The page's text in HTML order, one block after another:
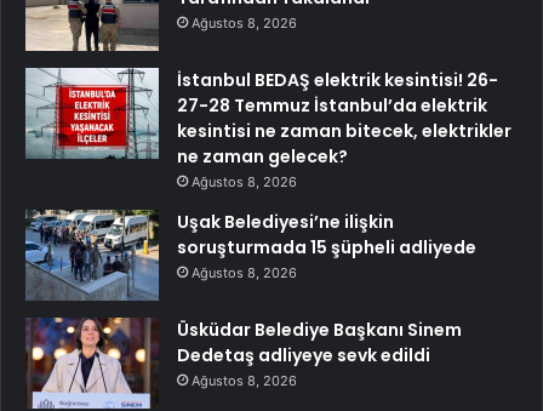
Ağustos 8, 2026
İstanbul BEDAŞ elektrik kesintisi! 26-
27-28 Temmuz İstanbul’da elektrik
kesintisi ne zaman bitecek, elektrikler
ne zaman gelecek?
Ağustos 8, 2026
Uşak Belediyesi’ne ilişkin
soruşturmada 15 şüpheli adliyede
Ağustos 8, 2026
Üsküdar Belediye Başkanı Sinem
Dedetaş adliyeye sevk edildi
Ağustos 8, 2026